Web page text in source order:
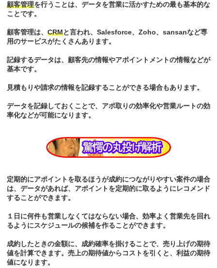
顧客管理を行うことは、データを営業に活かすための最も基本的な
ことです。
顧客管理は、 CRMと言われ、Salesforce、Zoho、sansanなど専
用のサービスがたくさんあります。
記録するデータは、顧客先の情報やアポイントメントの情報などが
基本です。
見積もりや請求の情報を記録することができる場合もあります。
データを記録しておくことで、アポ取りの効率化や営業ルートの効
率化などが可能になります。
定期的にアポイントを取るほうが成約につながりやすい案件の場合
は、データがあれば、アポイントを定期的に取るようにレコメンド
することができます。
１日に何件も営業しなくてはならない場合、効率よく営業先を回れ
るようにスケジュールの候補を作ることができます。
成約したときの金額に、成約確率を掛けることで、売り上げの期待
値を計算できます。売上の期待値からコストを引くと、利益の期待
値になります。